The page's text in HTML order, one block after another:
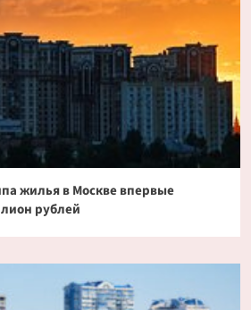
жилья в Москве впервые
рублей